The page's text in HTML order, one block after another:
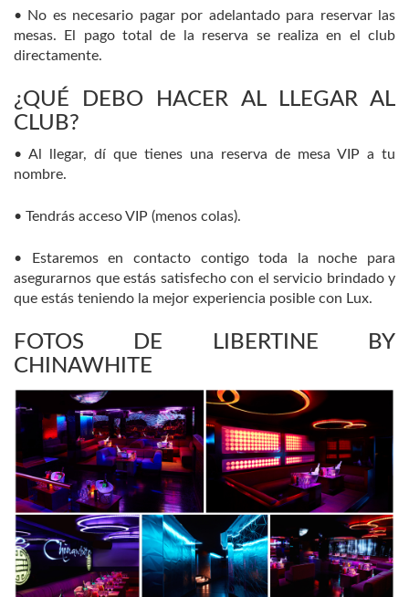
• No es necesario pagar por adelantado para reservar las
mesas. El pago total de la reserva se realiza en el club
directamente.
¿QUÉ DEBO HACER AL LLEGAR AL
CLUB?
• Al llegar, dí que tienes una reserva de mesa VIP a tu
nombre.
• Tendrás acceso VIP (menos colas).
• Estaremos en contacto contigo toda la noche para
asegurarnos que estás satisfecho con el servicio brindado y
que estás teniendo la mejor experiencia posible con Lux.
FOTOS DE LIBERTINE BY
CHINAWHITE